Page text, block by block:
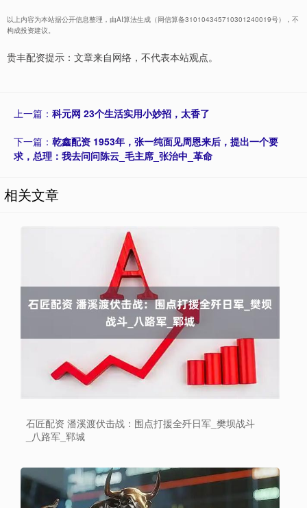
以上内容为本站据公开信息整理，由AI算法生成（网信算备310104345710301240019号），不
构成投资建议。
贵丰配资提示：文章来自网络，不代表本站观点。
上一篇： 科元网 23个生活实用小妙招，太香了
下一篇： 乾鑫配资 1953年，张一纯面见周恩来后，提出一个要
求，总理：我去问问陈云_毛主席_张治中_革命
相关文章
石匠配资 潘溪渡伏击战：围点打援全歼日军_樊坝战斗
_八路军_郓城